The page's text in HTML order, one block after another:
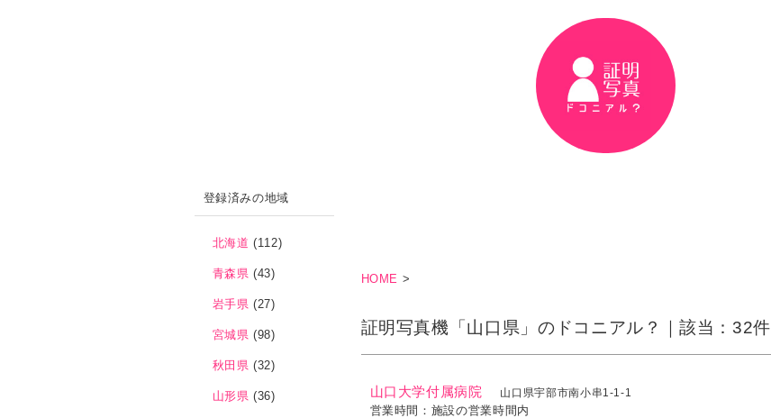
HOME >
証明写真機「山口県」のドコニアル？｜該当：32件
山口大学付属病院 山口県宇部市南小串1-1-1
営業時間：施設の営業時間内
登録済みの地域
北海道 (112)
青森県 (43)
岩手県 (27)
宮城県 (98)
秋田県 (32)
山形県 (36)